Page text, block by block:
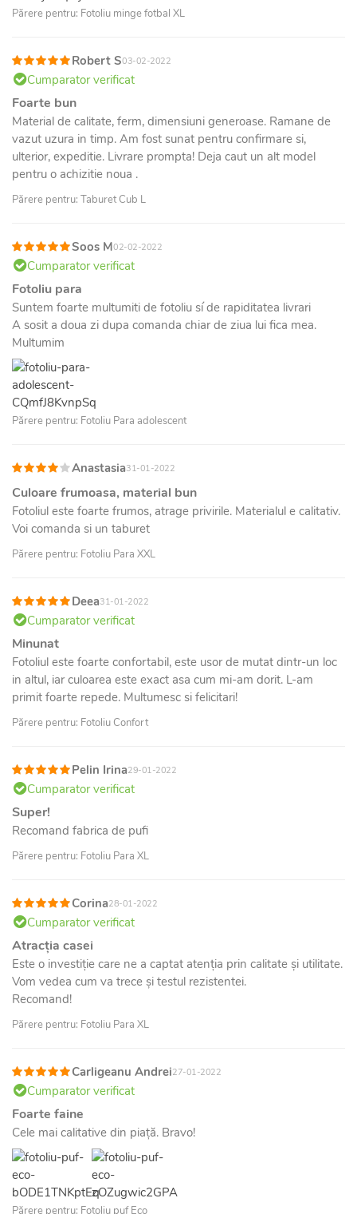
Părere pentru: Fotoliu minge fotbal XL
Robert S03-02-2022
Cumparator verificat
Foarte bun
Material de calitate, ferm, dimensiuni generoase. Ramane de
vazut uzura in timp. Am fost sunat pentru confirmare si,
ulterior, expeditie. Livrare prompta! Deja caut un alt model
pentru o achizitie noua .
Părere pentru: Taburet Cub L
Soos M02-02-2022
Cumparator verificat
Fotoliu para
Suntem foarte multumiti de fotoliu sí de rapiditatea livrari
A sosit a doua zi dupa comanda chiar de ziua lui fica mea.
Multumim
Părere pentru: Fotoliu Para adolescent
Anastasia31-01-2022
Culoare frumoasa, material bun
Fotoliul este foarte frumos, atrage privirile. Materialul e calitativ.
Voi comanda si un taburet
Părere pentru: Fotoliu Para XXL
Deea31-01-2022
Cumparator verificat
Minunat
Fotoliul este foarte confortabil, este usor de mutat dintr-un loc
in altul, iar culoarea este exact asa cum mi-am dorit. L-am
primit foarte repede. Multumesc si felicitari!
Părere pentru: Fotoliu Confort
Pelin Irina29-01-2022
Cumparator verificat
Super!
Recomand fabrica de pufi
Părere pentru: Fotoliu Para XL
Corina28-01-2022
Cumparator verificat
Atracția casei
Este o investiție care ne a captat atenția prin calitate și utilitate.
Vom vedea cum va trece și testul rezistentei.
Recomand!
Părere pentru: Fotoliu Para XL
Carligeanu Andrei27-01-2022
Cumparator verificat
Foarte faine
Cele mai calitative din piață. Bravo!
Părere pentru: Fotoliu puf Eco